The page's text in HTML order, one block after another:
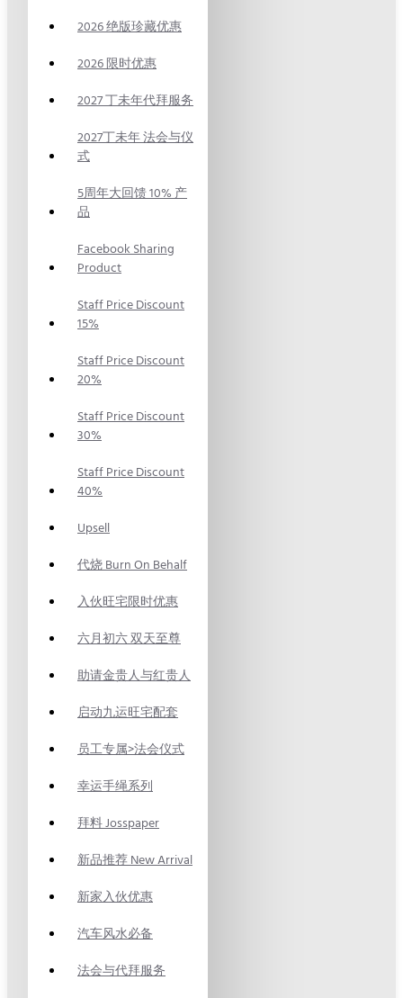
2026 绝版珍藏优惠
2026 限时优惠
2027 丁未年代拜服务
2027丁未年 法会与仪
式
5周年大回馈 10% 产
品
Facebook Sharing
Product
Staff Price Discount
15%
Staff Price Discount
20%
Staff Price Discount
30%
Staff Price Discount
40%
Upsell
代烧 Burn On Behalf
入伙旺宅限时优惠
六月初六 双天至尊
助请金贵人与红贵人
启动九运旺宅配套
员工专属>法会仪式
幸运手绳系列
拜料 Josspaper
新品推荐 New Arrival
新家入伙优惠
汽车风水必备
法会与代拜服务